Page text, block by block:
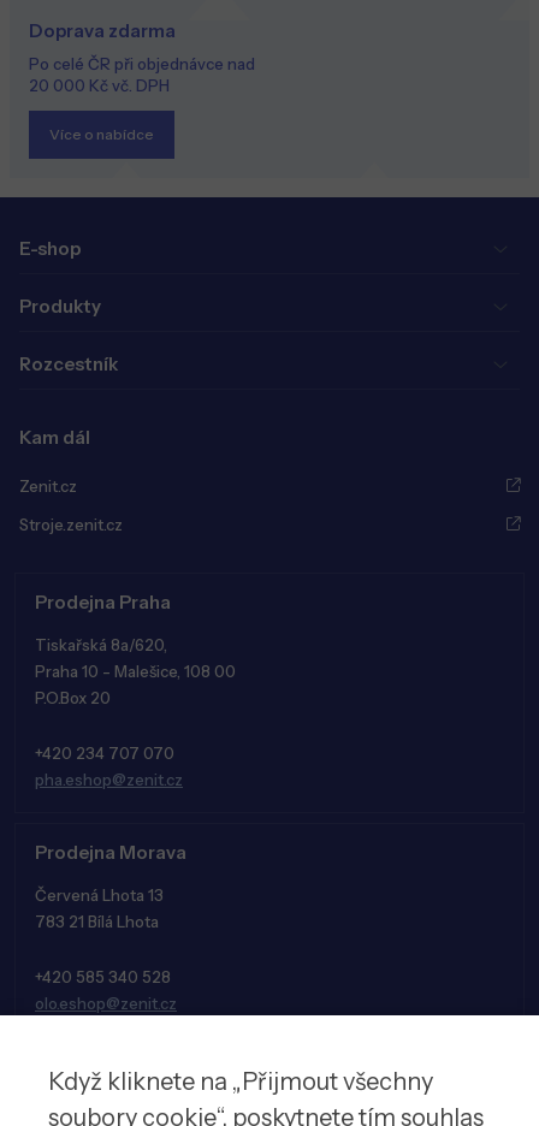
Doprava zdarma
Po celé ČR při objednávce nad
20 000 Kč vč. DPH
Více o nabídce
Když kliknete na „Přijmout všechny
soubory cookie“, poskytnete tím souhlas
E-shop
Produkty
Rozcestník
Kam dál
Zenit.cz
Stroje.zenit.cz
Prodejna Praha
Tiskařská 8a/620,
Praha 10 - Malešice, 108 00
P.O.Box 20
+420 234 707 070
pha.eshop@zenit.cz
Prodejna Morava
Červená Lhota 13
783 21 Bílá Lhota
+420 585 340 528
olo.eshop@zenit.cz